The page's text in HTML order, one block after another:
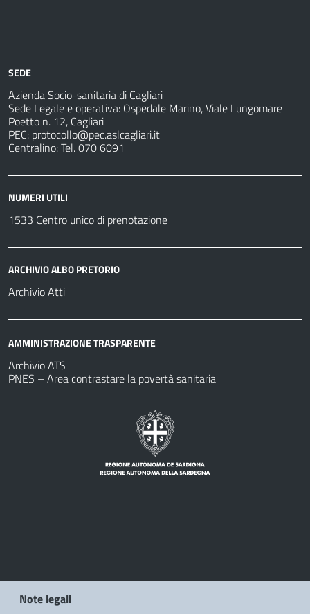
sanitarie
fare
SEDE
Azienda Socio-sanitaria di Cagliari
Sede Legale e operativa: Ospedale Marino, Viale Lungomare
Poetto n. 12, Cagliari
PEC: protocollo@pec.aslcagliari.it
Centralino: Tel. 070 6091
NUMERI UTILI
1533 Centro unico di prenotazione
ARCHIVIO ALBO PRETORIO
Archivio Atti
AMMINISTRAZIONE TRASPARENTE
Archivio ATS
PNES – Area contrastare la povertà sanitaria
Note legali